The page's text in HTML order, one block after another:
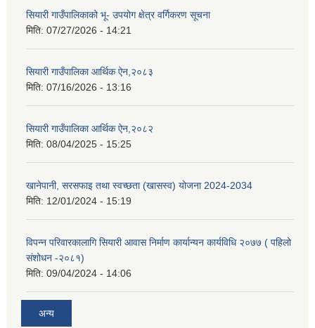
सियारी गाउँपालिकाको भू- उपयोग क्षेत्र वर्गिकरण सूचना
मिति: 07/27/2026 - 14:21
सियारी गाउँपालिका आर्थिक ऐन,२०८३
मिति: 07/16/2026 - 13:16
सियारी गाउँपालिका आर्थिक ऐन,२०८२
मिति: 08/04/2025 - 15:25
खानेपानी, सरसफाइ तथा स्वच्छता (खासस्व) योजना 2024-2034
मिति: 12/01/2024 - 15:19
विपन्न परिवारकालागि सियारी आवास निर्माण कार्यान्यन कार्यविधि २०७७ ( पहिलो
संशोधन -२०८१)
मिति: 09/04/2024 - 14:06
अन्य